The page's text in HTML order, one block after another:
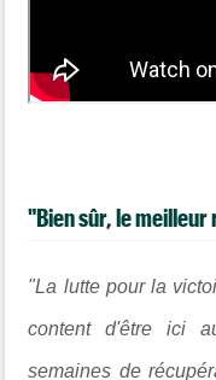
"Bien sûr, le
"La lutte pour la
content d'être ici
semaines de